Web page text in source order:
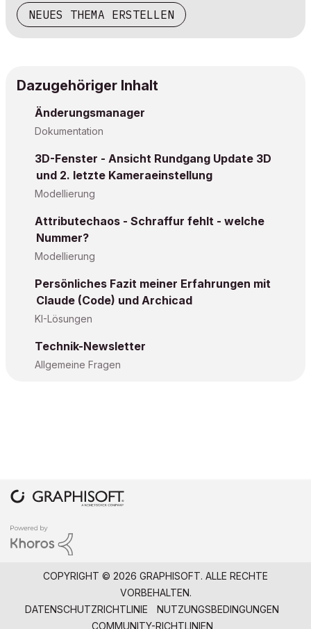
NEUES THEMA ERSTELLEN
Dazugehöriger Inhalt
Änderungsmanager
Dokumentation
3D-Fenster - Ansicht Rundgang Update 3D
und 2. letzte Kameraeinstellung
Modellierung
Attributechaos - Schraffur fehlt - welche
Nummer?
Modellierung
Persönliches Fazit meiner Erfahrungen mit
Claude (Code) und Archicad
KI-Lösungen
Technik-Newsletter
Allgemeine Fragen
COPYRIGHT © 2026 GRAPHISOFT. ALLE RECHTE
VORBEHALTEN.
DATENSCHUTZRICHTLINIE
NUTZUNGSBEDINGUNGEN
COMMUNITY-RICHTLINIEN